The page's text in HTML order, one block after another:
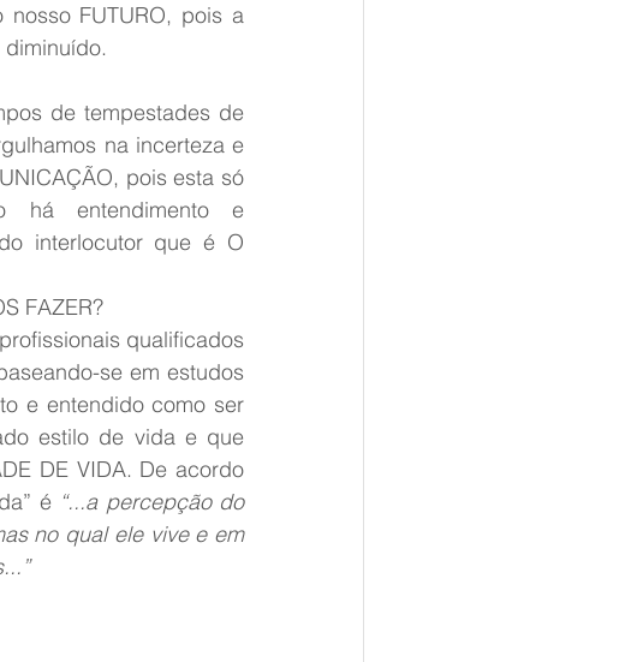
FUTURO, pois a
diminuído.
de tempestades de
na incerteza e
pois esta só
há entendimento e
interlocutor que é O
FAZER?
qualificados
se em estudos
e entendido como ser
estilo de vida e que
DE VIDA. De acordo
é “...a percepção do
no qual ele vive e em